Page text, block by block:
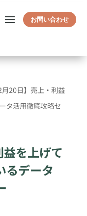
お問い合わせ
2月20日】売上・利益
タ活用徹底攻略セ
益を上げて
るデータ